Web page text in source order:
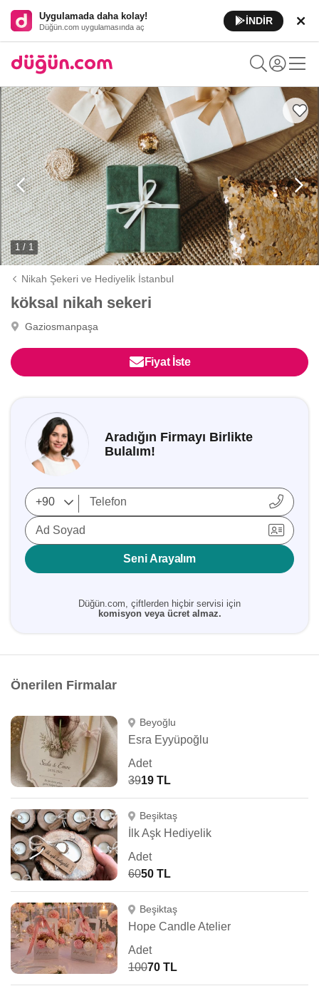
Uygulamada daha kolay!
Düğün.com uygulamasında aç
İNDİR
1 / 1
Nikah Şekeri ve Hediyelik İstanbul
köksal nikah sekeri
Gaziosmanpaşa
Fiyat İste
Aradığın Firmayı Birlikte
Bulalım!
Ad Soyad
Seni Arayalım
Düğün.com, çiftlerden hiçbir servisi için
komisyon veya ücret almaz.
Önerilen Firmalar
Beyoğlu
Esra Eyyüpoğlu
Adet
3919 TL
Beşiktaş
İlk Aşk Hediyelik
Adet
6050 TL
Beşiktaş
Hope Candle Atelier
Adet
10070 TL